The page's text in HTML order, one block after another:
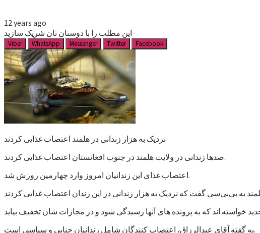
12 years ago
این مطلب را با دوستان تان شریک سازید
Viber WhatsApp Messenger Twitter Facebook
نزدیک به هزار زندانی در هلمند اعتصاب غذایی کردند
صدها زندانی در ولایت هلمند در جنوب افغانستان اعتصاب غذایی کردند.
اعتصاب غذای این زندانیان امروز وارد چهارمین روزش شد.
به گفته آقای عبدالرزاق، اعتصاب کنندگان شامل زندانیان جنایی و سیاسی است.